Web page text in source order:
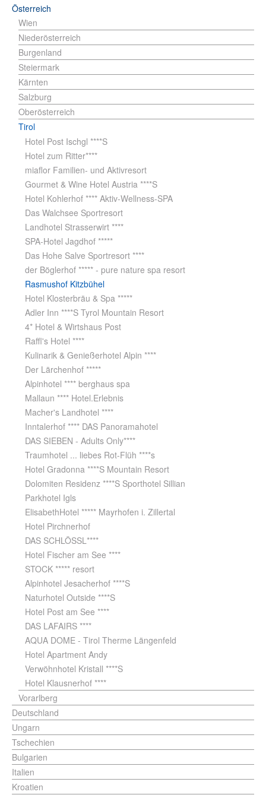
Österreich
Wien
Niederösterreich
Burgenland
Steiermark
Kärnten
Salzburg
Oberösterreich
Tirol
Hotel Post Ischgl ****S
Hotel zum Ritter****
miaflor Familien- und Aktivresort
Gourmet & Wine Hotel Austria ****S
Hotel Kohlerhof **** Aktiv-Wellness-SPA
Das Walchsee Sportresort
Landhotel Strasserwirt ****
SPA-Hotel Jagdhof *****
Das Hohe Salve Sportresort ****
der Böglerhof ***** - pure nature spa resort
Rasmushof Kitzbühel
Hotel Klosterbräu & Spa *****
Adler Inn ****S Tyrol Mountain Resort
4* Hotel & Wirtshaus Post
Raffl's Hotel ****
Kulinarik & Genießerhotel Alpin ****
Der Lärchenhof *****
Alpinhotel **** berghaus spa
Mallaun **** Hotel.Erlebnis
Macher's Landhotel ****
Inntalerhof **** DAS Panoramahotel
DAS SIEBEN - Adults Only****
Traumhotel ... liebes Rot-Flüh ****s
Hotel Gradonna ****S Mountain Resort
Dolomiten Residenz ****S Sporthotel Sillian
Parkhotel Igls
ElisabethHotel ***** Mayrhofen i. Zillertal
Hotel Pirchnerhof
DAS SCHLÖSSL****
Hotel Fischer am See ****
STOCK ***** resort
Alpinhotel Jesacherhof ****S
Naturhotel Outside ****S
Hotel Post am See ****
DAS LAFAIRS ****
AQUA DOME - Tirol Therme Längenfeld
Hotel Apartment Andy
Verwöhnhotel Kristall ****S
Hotel Klausnerhof ****
Vorarlberg
Deutschland
Ungarn
Tschechien
Bulgarien
Italien
Kroatien